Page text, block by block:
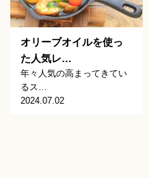
オリーブオイルを使っ
た人気レ…
年々人気の高まってきてい
るス…
2024.07.02